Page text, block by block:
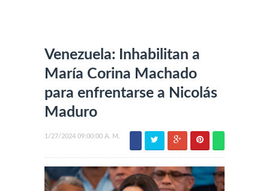
Venezuela: Inhabilitan a
María Corina Machado
para enfrentarse a Nicolás
Maduro
1/27/2024 09:00:00 A. M.